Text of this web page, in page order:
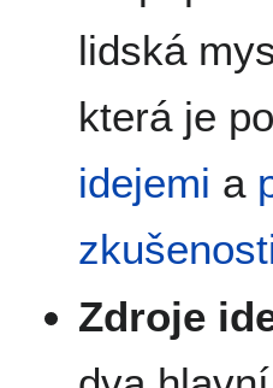
lidská
která je
idejemi a
Zdroje